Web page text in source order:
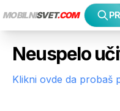
MOBILNISVET.COM
Neuspelo
Klikni ovde da probaš